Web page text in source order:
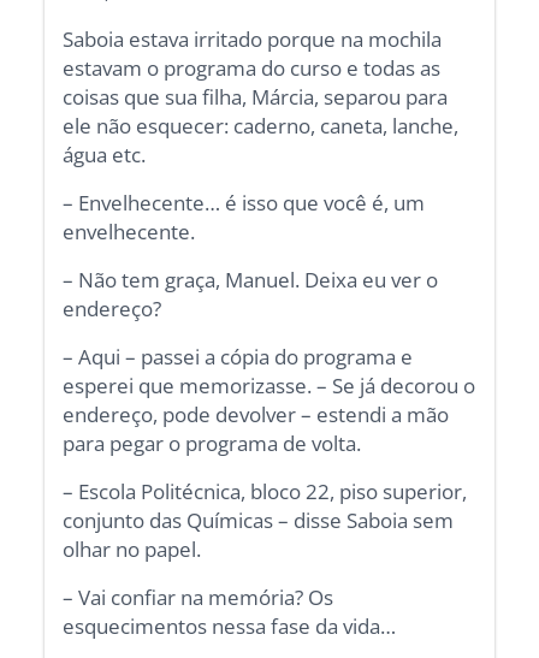
Saboia estava irritado porque na mochila
estavam o programa do curso e todas as
coisas que sua filha, Márcia, separou para
ele não esquecer: caderno, caneta, lanche,
água etc.
– Envelhecente… é isso que você é, um
envelhecente.
– Não tem graça, Manuel. Deixa eu ver o
endereço?
– Aqui – passei a cópia do programa e
esperei que memorizasse. – Se já decorou o
endereço, pode devolver – estendi a mão
para pegar o programa de volta.
– Escola Politécnica, bloco 22, piso superior,
conjunto das Químicas – disse Saboia sem
olhar no papel.
– Vai confiar na memória? Os
esquecimentos nessa fase da vida…